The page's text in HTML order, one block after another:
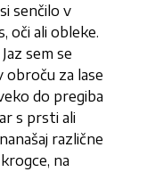
senčilo v
oči ali obleke.
sem se
obroču za lase
do pregiba
s prsti ali
različne
na